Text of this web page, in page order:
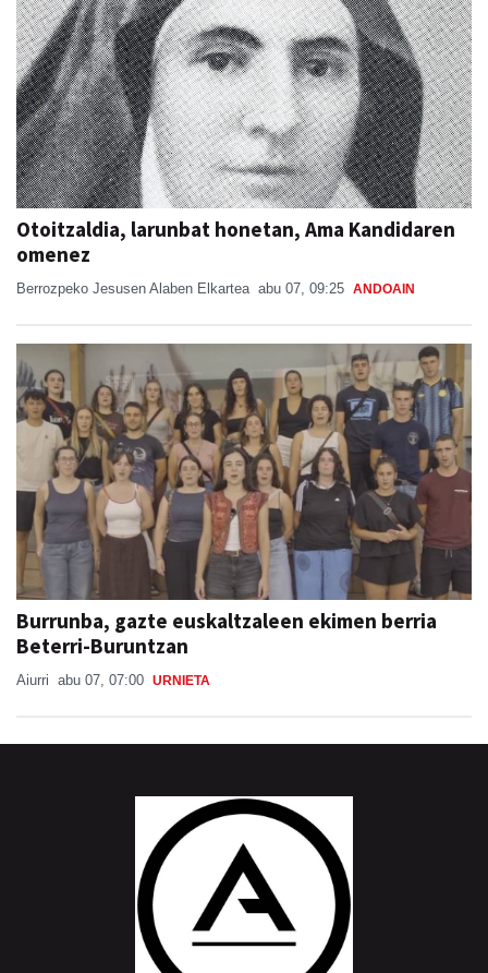
Otoitzaldia, larunbat honetan, Ama Kandidaren
omenez
Berrozpeko Jesusen Alaben Elkartea abu 07, 09:25 ANDOAIN
Burrunba, gazte euskaltzaleen ekimen berria
Beterri-Buruntzan
Aiurri abu 07, 07:00 URNIETA